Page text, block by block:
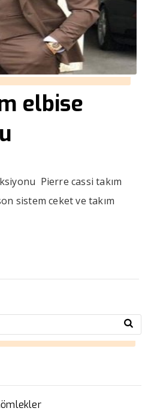
elbise
Pierre cassi takım
sistem ceket ve takım